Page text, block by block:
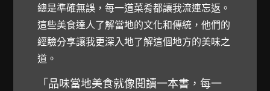
總是準確無誤，每一道菜肴都讓我流連忘返。
這些美食達人了解當地的文化和傳統，他們的
經驗分享讓我更深入地了解這個地方的美味之
道。
「品味當地美食就像閱讀一本書，每一